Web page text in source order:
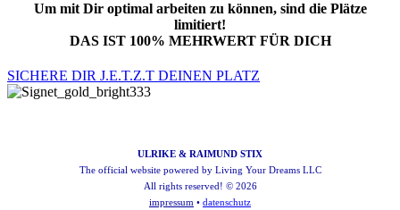
Um mit Dir optimal arbeiten zu können, sind die Plätze
limitiert!
DAS IST 100% MEHRWERT FÜR DICH
SICHERE DIR J.E.T.Z.T DEINEN PLATZ
ULRIKE & RAIMUND STIX
The official website powered by Living Your Dreams LLC
All rights reserved! © 2026
impressum • datenschutz